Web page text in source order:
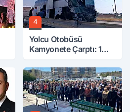
4
Yolcu Otobüsü
Kamyonete Çarptı: 1